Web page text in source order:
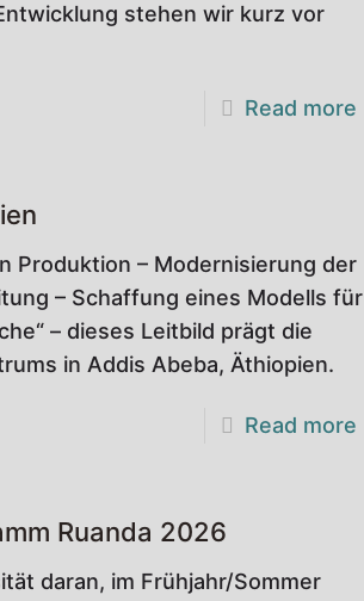
stehen wir kurz vor
Read more
Produktion – Modernisierung der
– Schaffung eines Modells für
– dieses Leitbild prägt die
in Addis Abeba, Äthiopien.
Read more
Ruanda 2026
daran, im Frühjahr/Sommer